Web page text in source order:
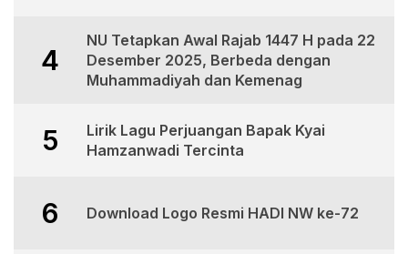
4
NU Tetapkan Awal Rajab 1447 H pada 22
Desember 2025, Berbeda dengan
Muhammadiyah dan Kemenag
5
Lirik Lagu Perjuangan Bapak Kyai
Hamzanwadi Tercinta
6 Download Logo Resmi HADI NW ke-72